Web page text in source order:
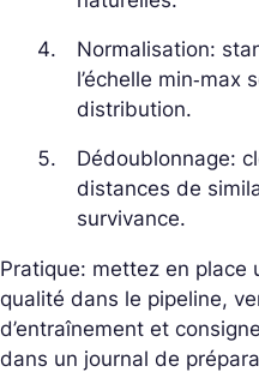
Normalisation:
l’échelle min‑max
distribution.
Dédoublonnage:
distances de
survivance.
Pratique: mettez en place
qualité dans le pipeline,
d’entraînement et
dans un journal de